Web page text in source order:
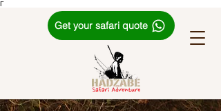
Γ
Get your safari quote